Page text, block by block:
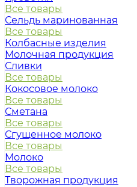
Все товары
Сельдь маринованная
Все товары
Колбасные изделия
Молочная продукция
Сливки
Все товары
Кокосовое молоко
Все товары
Сметана
Все товары
Сгущенное молоко
Все товары
Молоко
Все товары
Творожная продукция